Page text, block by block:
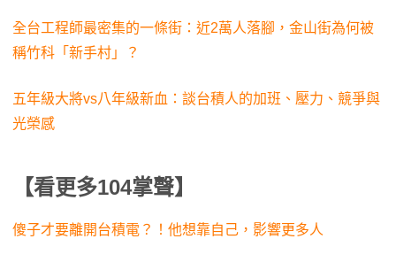
全台工程師最密集的一條街：近2萬人落腳，金山街為何被
稱竹科「新手村」？
五年級大將vs八年級新血：談台積人的加班、壓力、競爭與
光榮感
【看更多104掌聲】
傻子才要離開台積電？！他想靠自己，影響更多人